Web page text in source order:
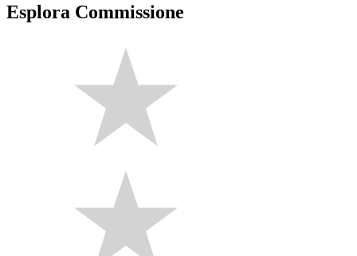
Esplora Commissione